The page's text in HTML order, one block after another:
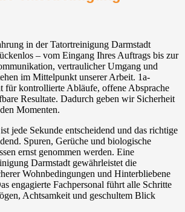
in der Tatortreinigung Darmstadt
– vom Eingang Ihres Auftrags bis zur
vertraulicher Umgang und
im Mittelpunkt unserer Arbeit. 1a-
für kontrollierte Abläufe, offene Absprache
Resultate. Dadurch geben wir Sicherheit
Momenten.
jede Sekunde entscheidend und das richtige
Spuren, Gerüche und biologische
ernst genommen werden. Eine
Darmstadt gewährleistet die
Wohnbedingungen und Hinterbliebene
engagierte Fachpersonal führt alle Schritte
Achtsamkeit und geschultem Blick